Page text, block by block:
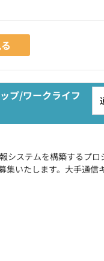
プ/ワークライフ
システムを構築するプロ
集いたします。大手通信